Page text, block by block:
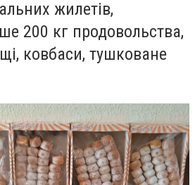
жилетів,
200 кг продовольства,
ковбаси, тушковане